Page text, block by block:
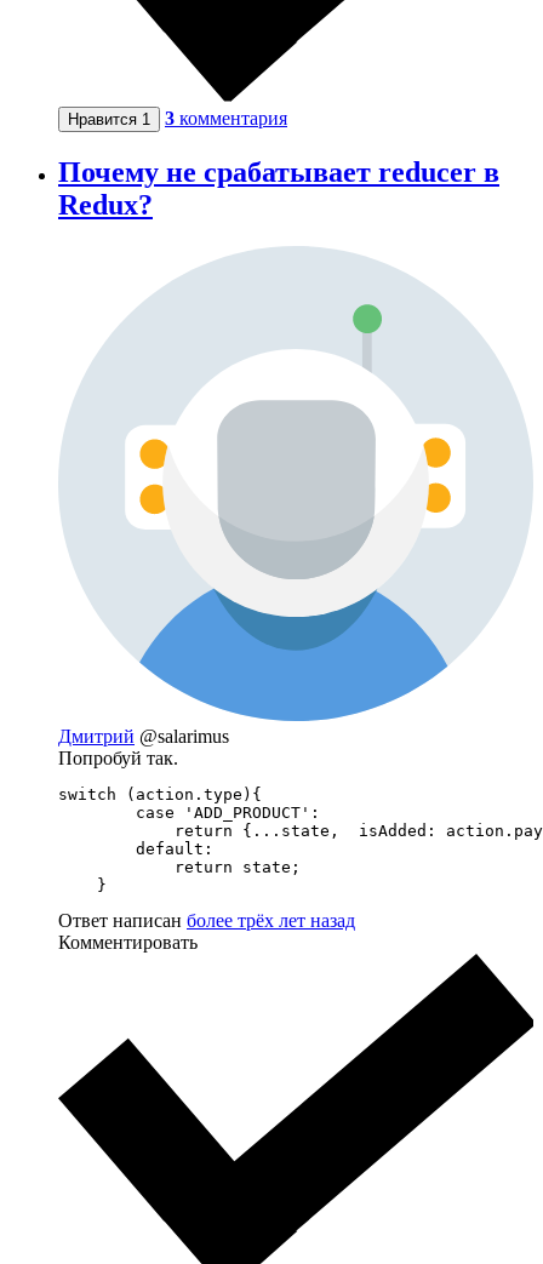
Нравится 1 3 комментария
Почему не срабатывает reducer в
Redux?
Дмитрий @salarimus
Попробуй так.
switch (action.type){
        case 'ADD_PRODUCT':
return {...state,  isAdded:
        default:
            return state;
    }
Ответ написан более трёх лет назад
Комментировать